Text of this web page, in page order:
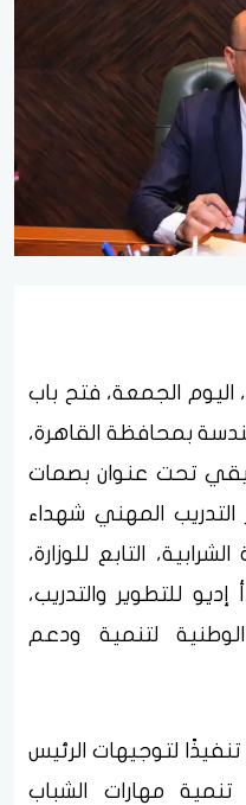
اليوم الجمعة، فتح باب
بمحافظة القاهرة،
تحت عنوان بصمات
المهني شهداء
الشرابية، التابع للوزارة،
للتطوير والتدريب،
الوطنية لتنمية ودعم
تنفيذًا لتوجيهات الرئيس
مهارات الشباب